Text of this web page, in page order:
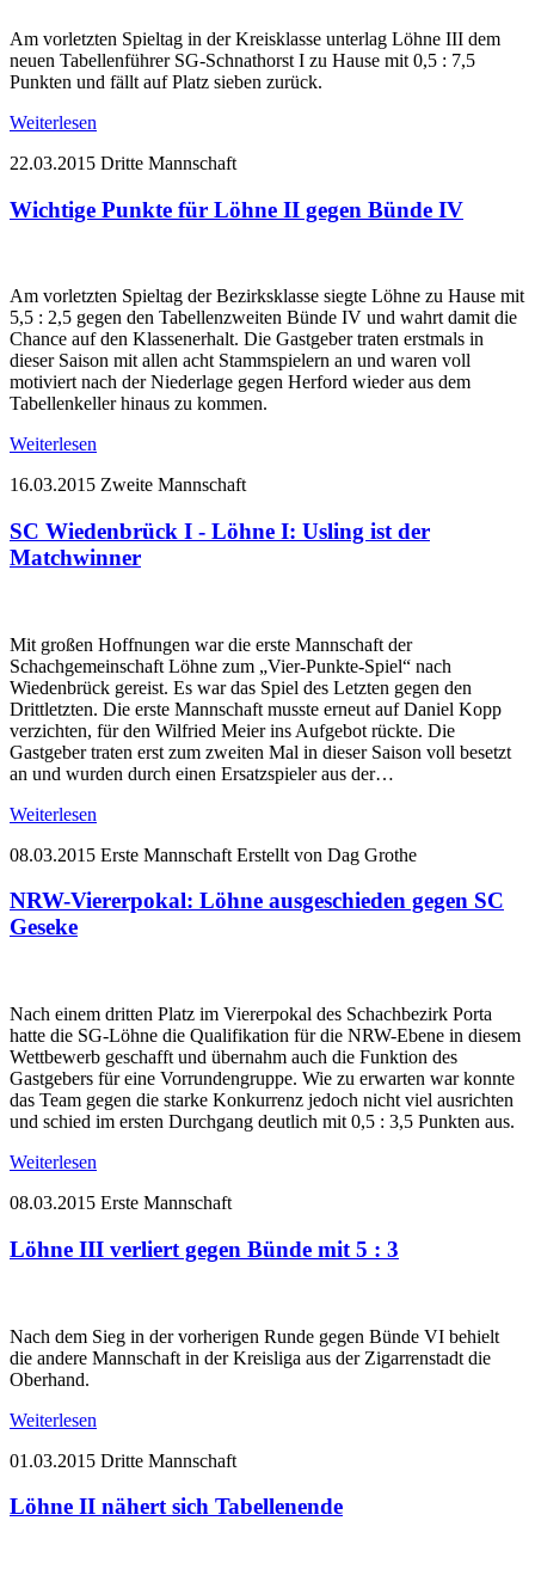
Am vorletzten Spieltag in der Kreisklasse unterlag Löhne III dem
neuen Tabellenführer SG-Schnathorst I zu Hause mit 0,5 : 7,5
Punkten und fällt auf Platz sieben zurück.
Weiterlesen
22.03.2015 Dritte Mannschaft
Wichtige Punkte für Löhne II gegen Bünde IV
Am vorletzten Spieltag der Bezirksklasse siegte Löhne zu Hause mit
5,5 : 2,5 gegen den Tabellenzweiten Bünde IV und wahrt damit die
Chance auf den Klassenerhalt. Die Gastgeber traten erstmals in
dieser Saison mit allen acht Stammspielern an und waren voll
motiviert nach der Niederlage gegen Herford wieder aus dem
Tabellenkeller hinaus zu kommen.
Weiterlesen
16.03.2015 Zweite Mannschaft
SC Wiedenbrück I - Löhne I: Usling ist der
Matchwinner
Mit großen Hoffnungen war die erste Mannschaft der
Schachgemeinschaft Löhne zum „Vier-Punkte-Spiel“ nach
Wiedenbrück gereist. Es war das Spiel des Letzten gegen den
Drittletzten. Die erste Mannschaft musste erneut auf Daniel Kopp
verzichten, für den Wilfried Meier ins Aufgebot rückte. Die
Gastgeber traten erst zum zweiten Mal in dieser Saison voll besetzt
an und wurden durch einen Ersatzspieler aus der…
Weiterlesen
08.03.2015 Erste Mannschaft Erstellt von Dag Grothe
NRW-Viererpokal: Löhne ausgeschieden gegen SC
Geseke
Nach einem dritten Platz im Viererpokal des Schachbezirk Porta
hatte die SG-Löhne die Qualifikation für die NRW-Ebene in diesem
Wettbewerb geschafft und übernahm auch die Funktion des
Gastgebers für eine Vorrundengruppe. Wie zu erwarten war konnte
das Team gegen die starke Konkurrenz jedoch nicht viel ausrichten
und schied im ersten Durchgang deutlich mit 0,5 : 3,5 Punkten aus.
Weiterlesen
08.03.2015 Erste Mannschaft
Löhne III verliert gegen Bünde mit 5 : 3
Nach dem Sieg in der vorherigen Runde gegen Bünde VI behielt
die andere Mannschaft in der Kreisliga aus der Zigarrenstadt die
Oberhand.
Weiterlesen
01.03.2015 Dritte Mannschaft
Löhne II nähert sich Tabellenende